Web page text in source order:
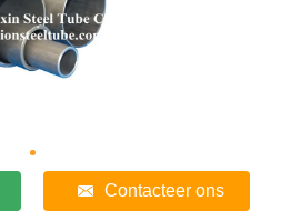
Contacteer ons